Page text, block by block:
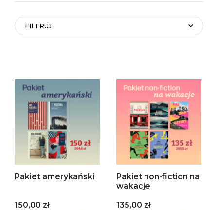
FILTRUJ
Pakiet amerykański
150,00 zł
Pakiet non-fiction na
wakacje
135,00 zł